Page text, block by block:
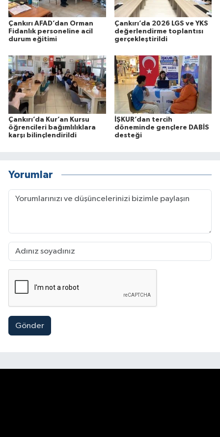
Çankırı AFAD’dan Orman
Fidanlık personeline acil
durum eğitimi
Çankırı’da 2026 LGS ve YKS
değerlendirme toplantısı
gerçekleştirildi
Çankırı’da Kur’an Kursu
öğrencileri bağımlılıklara
karşı bilinçlendirildi
İŞKUR’dan tercih
döneminde gençlere DABİS
desteği
Yorumlar
Gönder